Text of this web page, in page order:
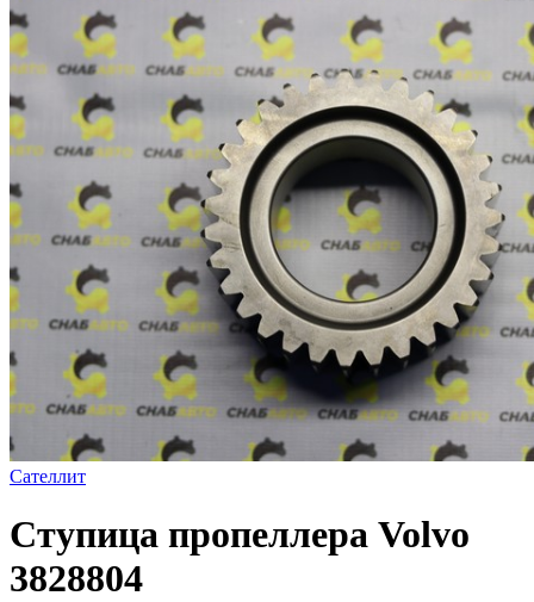
Сателлит
Ступица пропеллера Volvo
3828804